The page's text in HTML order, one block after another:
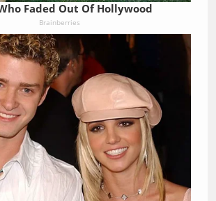
Faded Out Of Hollywood
Brainberries